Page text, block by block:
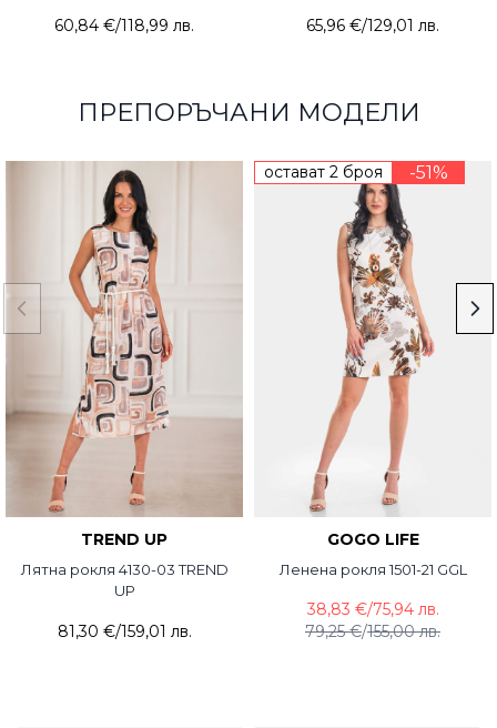
60,84 €/118,99 лв. 65,96 €/129,01 лв.
ПРЕПОРЪЧАНИ МОДЕЛИ
TREND UP
Лятна рокля 4130-03 TREND
UP
81,30 €/159,01 лв.
остават 2 броя -51%
GOGO LIFE
Ленена рокля 1501-21 GGL
79,25 €/155,00 лв.
38,83 €/75,94 лв.